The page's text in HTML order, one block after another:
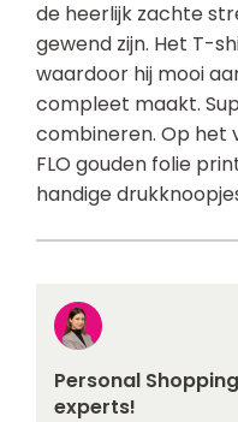
de heerlijk zachte
gewend zijn. Het T-
waardoor hij mooi
compleet maakt.
combineren. Op het
FLO gouden folie
handige
Personal
experts!